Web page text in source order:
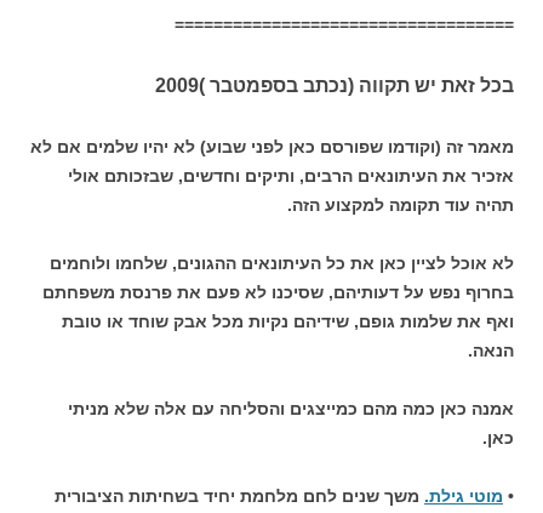
===================================
בכל זאת יש תקווה (נכתב בספמטבר )2009
מאמר זה (וקודמו שפורסם כאן לפני שבוע) לא יהיו שלמים אם לא
אזכיר את העיתונאים הרבים, ותיקים וחדשים, שבזכותם אולי
תהיה עוד תקומה למקצוע הזה.
לא אוכל לציין כאן את כל העיתונאים ההגונים, שלחמו ולוחמים
בחרוף נפש על דעותיהם, שסיכנו לא פעם את פרנסת משפחתם
ואף את שלמות גופם, שידיהם נקיות מכל אבק שוחד או טובת
הנאה.
אמנה כאן כמה מהם כמייצגים והסליחה עם אלה שלא מניתי
כאן.
• מוטי גילת. משך שנים לחם מלחמת יחיד בשחיתות הציבורית